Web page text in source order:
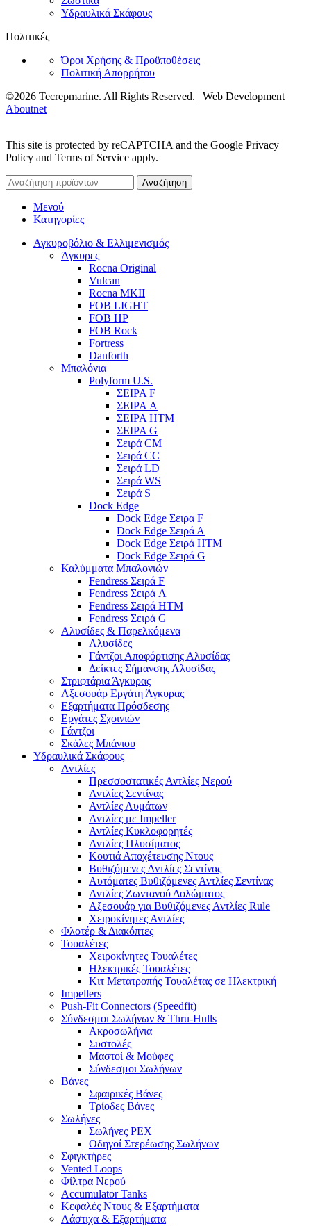
Υδραυλικά Σκάφους
Πολιτικές
Όροι Χρήσης & Προϋποθέσεις
Πολιτική Απορρήτου
©2026 Tecrepmarine. All Rights Reserved. | Web Development
Aboutnet
This site is protected by reCAPTCHA and the Google Privacy
Policy and Terms of Service apply.
Αναζήτηση
Μενού
Κατηγορίες
Αγκυροβόλιο & Ελλιμενισμός
Άγκυρες
Rocna Original
Vulcan
Rocna MKII
FOB LIGHT
FOB HP
FOB Rock
Fortress
Danforth
Μπαλόνια
Polyform U.S.
ΣΕΙΡΑ F
ΣΕΙΡΑ A
ΣΕΙΡΑ HTM
ΣΕΙΡΑ G
Σειρά CM
Σειρά CC
Σειρά LD
Σειρά WS
Σειρά S
Dock Edge
Dock Edge Σειρα F
Dock Edge Σειρά Α
Dock Edge Σειρά HTM
Dock Edge Σειρά G
Καλύμματα Μπαλονιών
Fendress Σειρά F
Fendress Σειρά A
Fendress Σειρά HTM
Fendress Σειρά G
Αλυσίδες & Παρελκόμενα
Αλυσίδες
Γάντζοι Αποφόρτισης Αλυσίδας
Δείκτες Σήμανσης Αλυσίδας
Στριφτάρια Άγκυρας
Αξεσουάρ Εργάτη Άγκυρας
Εξαρτήματα Πρόσδεσης
Εργάτες Σχοινιών
Γάντζοι
Σκάλες Μπάνιου
Υδραυλικά Σκάφους
Αντλίες
Πρεσσοστατικές Αντλίες Νερού
Αντλίες Σεντίνας
Αντλίες Λυμάτων
Αντλίες με Impeller
Αντλίες Κυκλοφορητές
Αντλίες Πλυσίματος
Κουτιά Αποχέτευσης Ντους
Βυθιζόμενες Αντλίες Σεντίνας
Αυτόματες Βυθιζόμενες Αντλίες Σεντίνας
Αντλίες Ζωντανού Δολώματος
Αξεσουάρ για Βυθιζόμενες Αντλίες Rule
Χειροκίνητες Αντλίες
Φλοτέρ & Διακόπτες
Τουαλέτες
Χειροκίνητες Τουαλέτες
Ηλεκτρικές Τουαλέτες
Κιτ Μετατροπής Τουαλέτας σε Ηλεκτρική
Impellers
Push-Fit Connectors (Speedfit)
Σύνδεσμοι Σωλήνων & Thru-Hulls
Ακροσωλήνια
Συστολές
Μαστοί & Μούφες
Σύνδεσμοι Σωλήνων
Βάνες
Σφαιρικές Βάνες
Τρίοδες Βάνες
Σωλήνες
Σωλήνες PEX
Οδηγοί Στερέωσης Σωλήνων
Σφιγκτήρες
Vented Loops
Φίλτρα Νερού
Accumulator Tanks
Κεφαλές Ντους & Εξαρτήματα
Λάστιχα & Εξαρτήματα